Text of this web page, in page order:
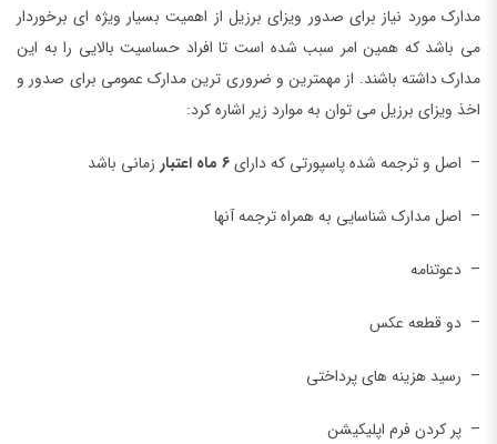
مدارک مورد نیاز برای صدور ویزای برزیل از اهمیت بسیار ویژه ای برخوردار
می باشد که همین امر سبب شده است تا افراد حساسیت بالایی را به این
مدارک داشته باشند. از مهمترین و ضروری ترین مدارک عمومی برای صدور و
اخذ ویزای برزیل می توان به موارد زیر اشاره کرد:
– اصل و ترجمه شده پاسپورتی که دارای6 ماه اعتبار زمانی باشد
– اصل مدارک شناسایی به همراه ترجمه آنها
– دعوتنامه
– دو قطعه عکس
– رسید هزینه های پرداختی
– پر کردن فرم اپلیکیشن